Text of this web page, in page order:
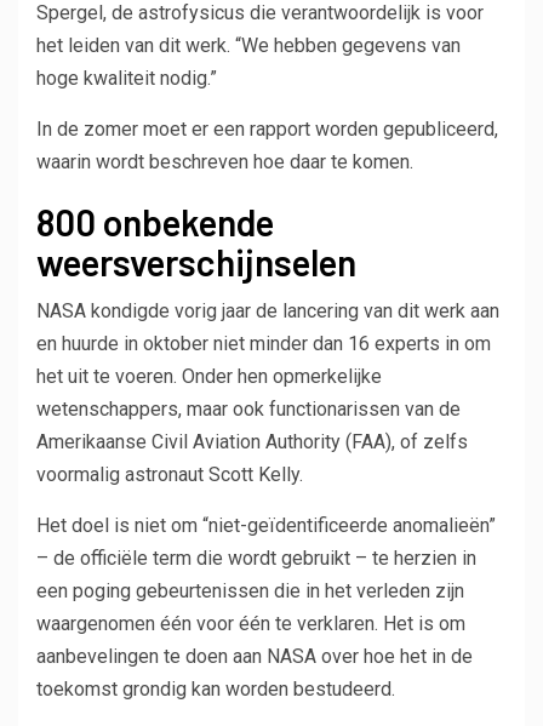
Spergel, de astrofysicus die verantwoordelijk is voor
het leiden van dit werk. “We hebben gegevens van
hoge kwaliteit nodig.”
In de zomer moet er een rapport worden gepubliceerd,
waarin wordt beschreven hoe daar te komen.
800 onbekende
weersverschijnselen
NASA kondigde vorig jaar de lancering van dit werk aan
en huurde in oktober niet minder dan 16 experts in om
het uit te voeren. Onder hen opmerkelijke
wetenschappers, maar ook functionarissen van de
Amerikaanse Civil Aviation Authority (FAA), of zelfs
voormalig astronaut Scott Kelly.
Het doel is niet om “niet-geïdentificeerde anomalieën”
– de officiële term die wordt gebruikt – te herzien in
een poging gebeurtenissen die in het verleden zijn
waargenomen één voor één te verklaren. Het is om
aanbevelingen te doen aan NASA over hoe het in de
toekomst grondig kan worden bestudeerd.